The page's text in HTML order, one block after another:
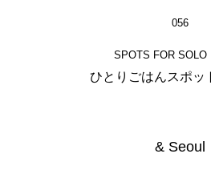
056
SPOTS FOR SOLO
ひとりごはんスポッ
& Seoul